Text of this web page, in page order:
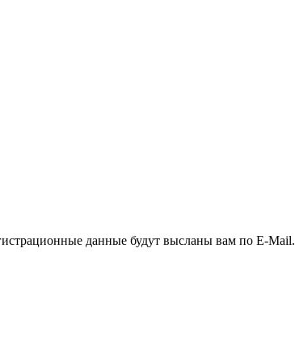
данные будут высланы вам по E-Mail.